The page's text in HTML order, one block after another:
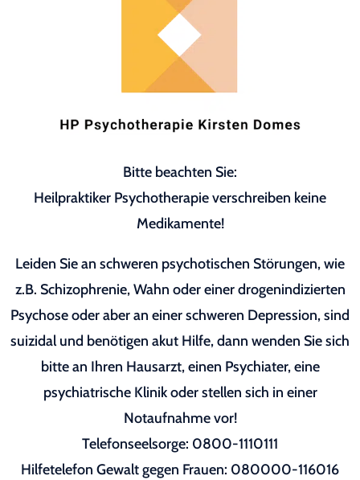
Bitte beachten Sie:
Heilpraktiker Psychotherapie verschreiben keine
Medikamente!
Leiden Sie an schweren psychotischen Störungen, wie
z.B. Schizophrenie, Wahn oder einer drogenindizierten
Psychose oder aber an einer schweren Depression, sind
suizidal und benötigen akut Hilfe, dann wenden Sie sich
bitte an Ihren Hausarzt, einen Psychiater, eine
psychiatrische Klinik oder stellen sich in einer
Notaufnahme vor!
Telefonseelsorge: 0800-1110111
Hilfetelefon Gewalt gegen Frauen: 080000-116016